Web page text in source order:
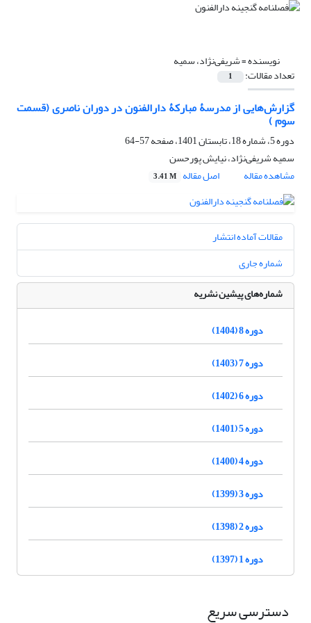
نویسنده =شریفی‌‌نژاد، سمیه
تعداد مقالات: 1
گزارش‌هایی از مدرسۀ مبارکۀ دارالفنون در دوران ناصری (قسمت
سوم )
دوره 5، شماره 18، تابستان 1401، صفحه
57-64
سمیه شریفی‌‌نژاد، نیایش پورحسن
مشاهده مقاله
اصل مقاله 3.41 M
مقالات آماده انتشار
شماره جاری
شماره‌های پیشین نشریه
دوره 8 (1404)
دوره 7 (1403)
دوره 6 (1402)
دوره 5 (1401)
دوره 4 (1400)
دوره 3 (1399)
دوره 2 (1398)
دوره 1 (1397)
دسترسی سریع